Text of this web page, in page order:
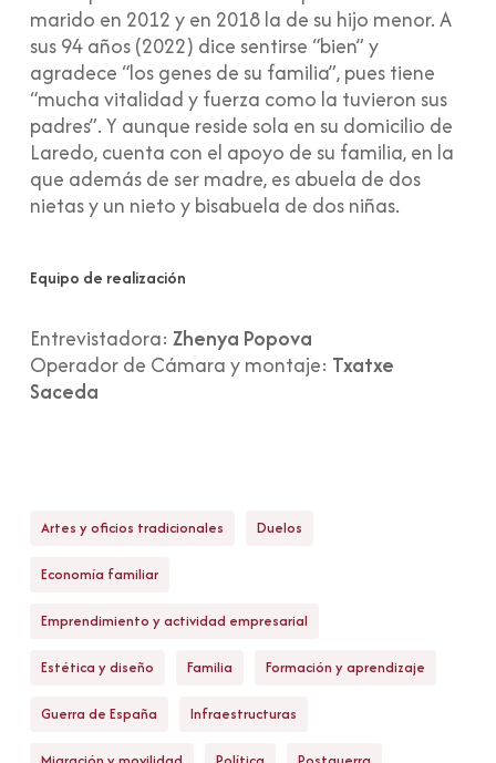
marido en 2012 y en 2018 la de su hijo menor. A
sus 94 años (2022) dice sentirse “bien” y
agradece “los genes de su familia”, pues tiene
“mucha vitalidad y fuerza como la tuvieron sus
padres”. Y aunque reside sola en su domicilio de
Laredo, cuenta con el apoyo de su familia, en la
que además de ser madre, es abuela de dos
nietas y un nieto y bisabuela de dos niñas.
Equipo de realización
Entrevistadora: Zhenya Popova
Operador de Cámara y montaje: Txatxe
Saceda
Artes y oficios tradicionales Duelos
Economía familiar
Emprendimiento y actividad empresarial
Estética y diseño Familia Formación y aprendizaje
Guerra de España Infraestructuras